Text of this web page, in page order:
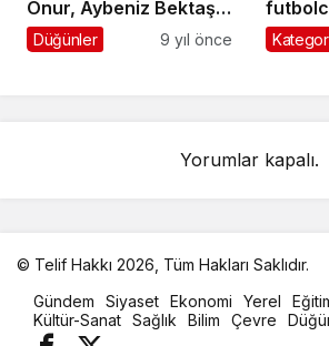
Onur, Aybeniz Bektaş
ile evleniyor
Düğünler 9 yıl önce
Yorumlar kapalı.
© Telif Hakkı 2026, Tüm Hakları Saklıdır.
oto
kiralama
parça
Gündem Siyaset Ekonomi Yerel
Kültür-Sanat Sağlık Bilim Çevre